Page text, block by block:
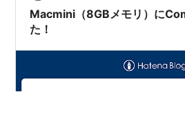
対処はしてみましたが、5分を超え
ます。 また、トランジションやエ
Macmini（8GBメモリ）に
た！